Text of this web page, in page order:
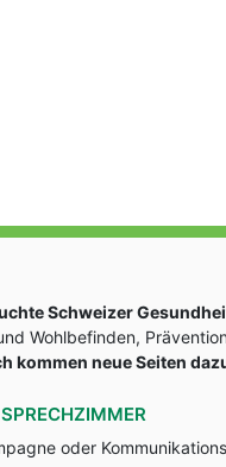
Schweizer
Wohlbefinden,
kommen neue Seiten
oder